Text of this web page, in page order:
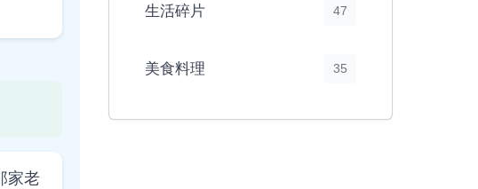
家老
生活碎片 47
美食料理 35